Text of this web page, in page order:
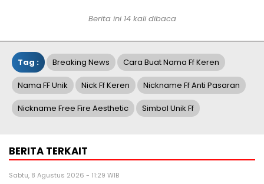
Berita ini 14 kali dibaca
Tag : Breaking News Cara Buat Nama Ff Keren
Nama FF Unik Nick Ff Keren Nickname Ff Anti Pasaran
Nickname Free Fire Aesthetic Simbol Unik Ff
BERITA TERKAIT
Sabtu, 8 Agustus 2026 - 11:29 WIB